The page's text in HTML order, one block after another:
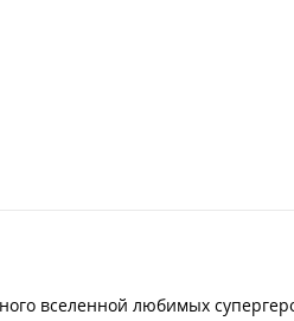
вселенной любимых